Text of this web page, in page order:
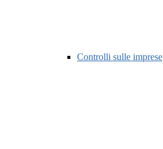
Controlli sulle imprese